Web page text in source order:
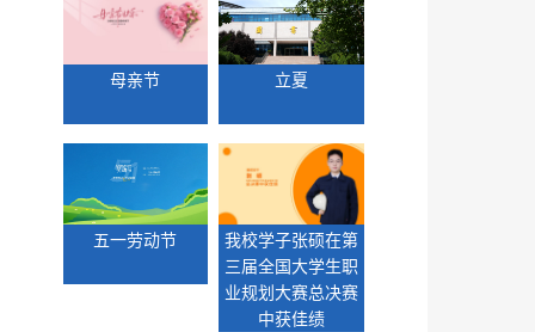
母亲节 立夏
五一劳动节
我校学子张硕在第
三届全国大学生职
业规划大赛总决赛
中获佳绩